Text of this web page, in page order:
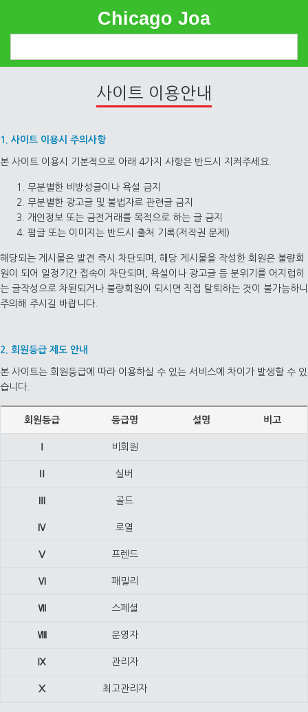
Chicago Joa
사이트 이용안내
1. 사이트 이용시 주의사항
본 사이트 이용시 기본적으로 아래 4가지 사항은 반드시 지켜주세요.
무분별한 비방성글이나 욕설 금지
무분별한 광고글 및 불법자료 관련글 금지
개인정보 또는 금전거래를 목적으로 하는 글 금지
펌글 또는 이미지는 반드시 출처 기록(저작권 문제)
해당되는 게시물은 발견 즉시 차단되며, 해당 게시물을 작성한 회원은 불량회
원이 되어 일정기간 접속이 차단되며, 욕설이나 광고글 등 분위기를 어지럽히
는 글작성으로 차된되거나 불량회원이 되시면 직접 탈퇴하는 것이 불가능하니
주의해 주시길 바랍니다.
2. 회원등급 제도 안내
본 사이트는 회원등급에 따라 이용하실 수 있는 서비스에 차이가 발생할 수 있
습니다.
회원등급 등급명 설명 비고
비회원
실버
골드
Ⅳ 로열
Ⅴ 프렌드
Ⅵ 패밀리
Ⅶ 스페셜
Ⅷ 운영자
Ⅸ 관리자
Ⅹ 최고관리자